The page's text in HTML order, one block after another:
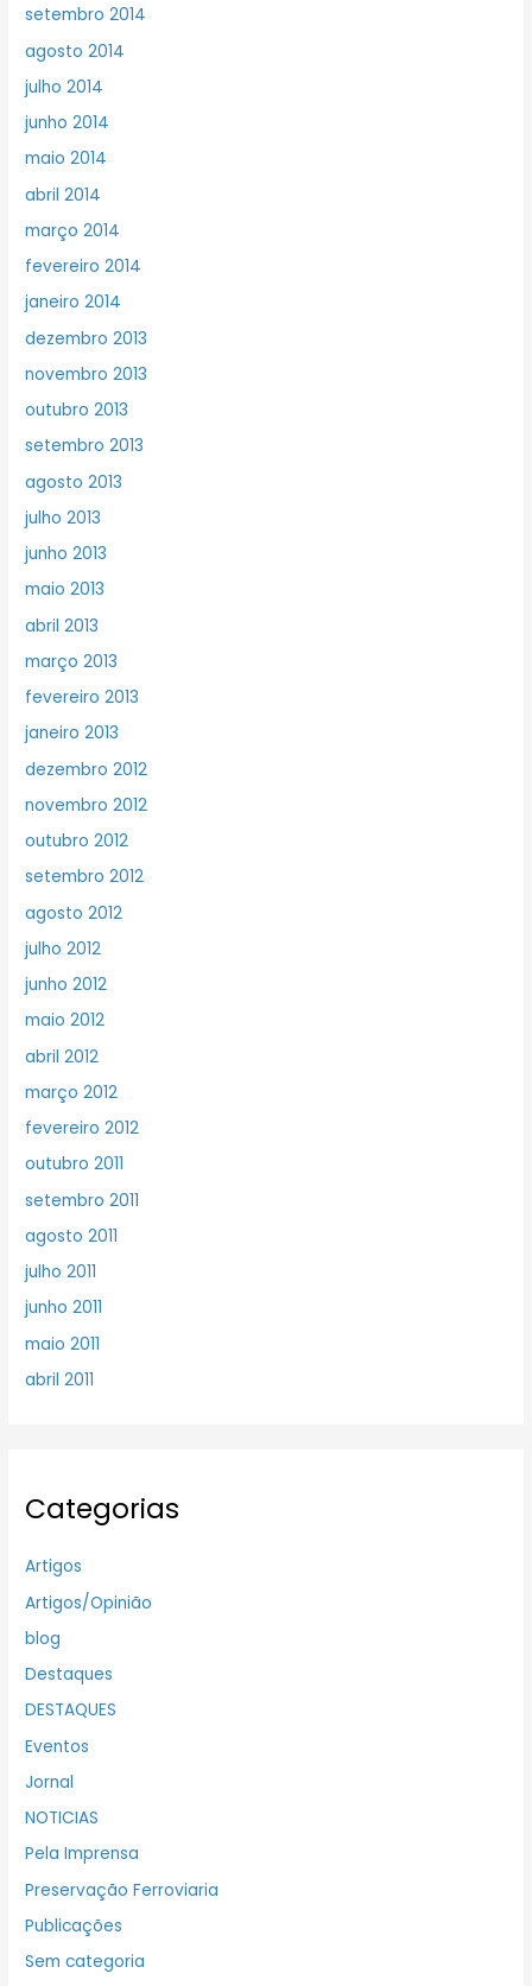
setembro 2014
agosto 2014
julho 2014
junho 2014
maio 2014
abril 2014
março 2014
fevereiro 2014
janeiro 2014
dezembro 2013
novembro 2013
outubro 2013
setembro 2013
agosto 2013
julho 2013
junho 2013
maio 2013
abril 2013
março 2013
fevereiro 2013
janeiro 2013
dezembro 2012
novembro 2012
outubro 2012
setembro 2012
agosto 2012
julho 2012
junho 2012
maio 2012
abril 2012
março 2012
fevereiro 2012
outubro 2011
setembro 2011
agosto 2011
julho 2011
junho 2011
maio 2011
abril 2011
Categorias
Artigos
Artigos/Opinião
blog
Destaques
DESTAQUES
Eventos
Jornal
NOTICIAS
Pela Imprensa
Preservação Ferroviaria
Publicações
Sem categoria